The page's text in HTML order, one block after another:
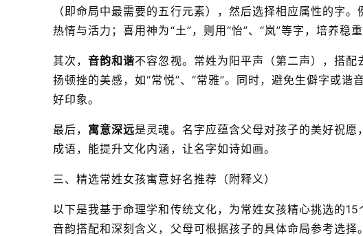
（即命局中最需要的五行元素），然后选择相应属性的字。
热情与活力；喜用神为“土”，则用“怡”、“岚”等字，培养稳重
其次，音韵和谐不容忽视。常姓为阳平声（第二声），搭
扬顿挫的美感，如“常悦”、“常雅”。同时，避免生僻字或
好印象。
最后， 寓意深远是灵魂。名字应蕴含父母对孩子的美好祝
成语，能提升文化内涵，让名字如诗如画。
三、精选常姓女孩寓意好名推荐（附释义）
以下是我基于命理学和传统文化，为常姓女孩精心挑选的
音韵搭配和深刻含义，父母可根据孩子的具体命局参考选择。